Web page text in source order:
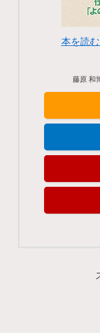
本を読
藤原 和